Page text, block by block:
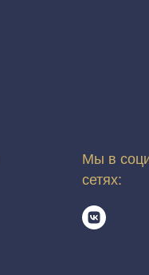
Мы в
сетях: